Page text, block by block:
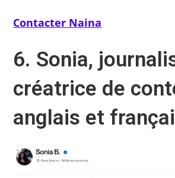
Contacter Naina
6. Sonia,
créatrice de
anglais et